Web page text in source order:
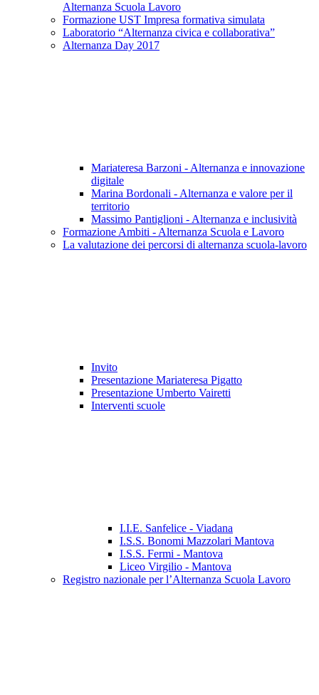
Alternanza Scuola Lavoro
Formazione UST Impresa formativa simulata
Laboratorio “Alternanza civica e collaborativa”
Alternanza Day 2017
Mariateresa Barzoni - Alternanza e innovazione
digitale
Marina Bordonali - Alternanza e valore per il
territorio
Massimo Pantiglioni - Alternanza e inclusività
Formazione Ambiti - Alternanza Scuola e Lavoro
La valutazione dei percorsi di alternanza scuola-lavoro
Invito
Presentazione Mariateresa Pigatto
Presentazione Umberto Vairetti
Interventi scuole
I.I.E. Sanfelice - Viadana
I.S.S. Bonomi Mazzolari Mantova
I.S.S. Fermi - Mantova
Liceo Virgilio - Mantova
Registro nazionale per l’Alternanza Scuola Lavoro